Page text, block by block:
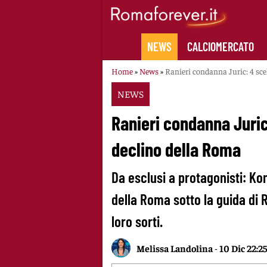
NEWS CALCIOMERCATO
Home» News» Ranieri condanna Juric: 4
NEWS
Ranieri condanna
declino della Roma
Da esclusi a protagonisti:
della Roma sotto la guida di
loro sorti.
Melissa Landolina -10 Dic 22:25